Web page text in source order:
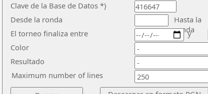
Clave de la Base de Datos *)
Desde la ronda
Hasta la
ronda
El torneo finaliza entre
Color
Resultado
y
Maximum number of lines